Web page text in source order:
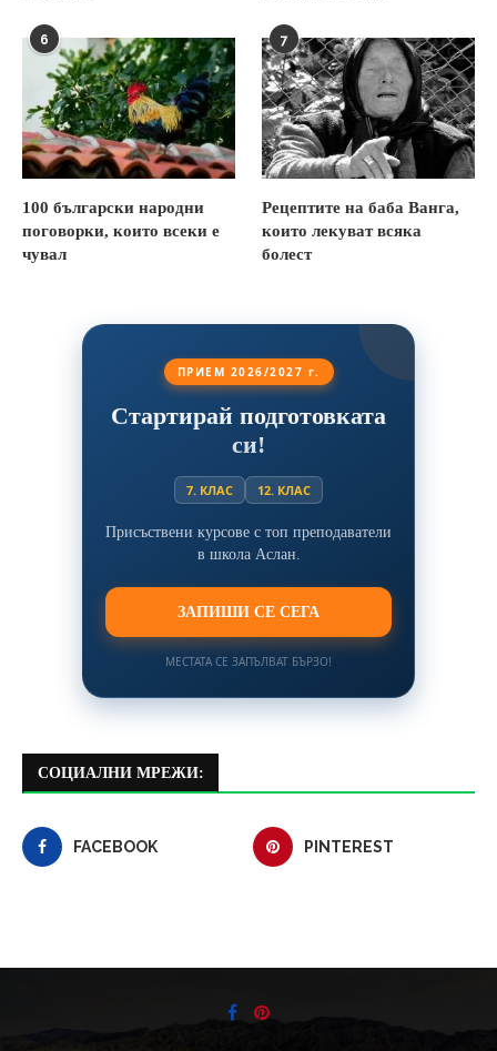
6
100 български народни
поговорки, които всеки е
чувал
7
Рецептите на баба Ванга,
които лекуват всяка
болест
ПРИЕМ 2026/2027 г.
Стартирай подготовката
си!
7. КЛАС 12. КЛАС
Присъствени курсове с топ преподаватели
в школа Аслан.
ЗАПИШИ СЕ СЕГА
МЕСТАТА СЕ ЗАПЪЛВАТ БЪРЗО!
СОЦИАЛНИ МРЕЖИ:
FACEBOOK PINTEREST